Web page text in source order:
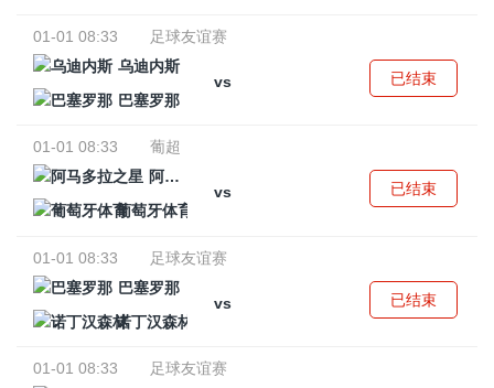
01-01 08:33
足球友谊赛
乌迪内斯
vs
巴塞罗那
已结束
01-01 08:33
葡超
阿马多拉之星
vs
葡萄牙体育
已结束
01-01 08:33
足球友谊赛
巴塞罗那
vs
诺丁汉森林
已结束
01-01 08:33
足球友谊赛